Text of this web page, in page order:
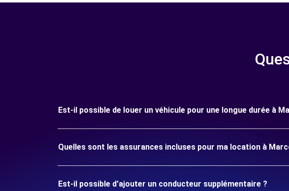
Est-il possible de louer un véhicule pour une longue durée à
Quelles sont les assurances incluses pour ma location à
Est-il possible d'ajouter un conducteur supplémentaire ?